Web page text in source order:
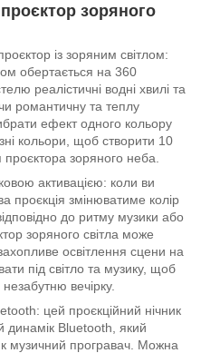
зоряного
із зоряним світлом:
обертається на 360
реалістичні водні хвилі та
романтичну та теплу
ефект одного кольору
кольори, щоб створити 10
проєктора зоряного неба.
активацією: коли ви
проєкція змінюватиме колір
до ритму музики або
зоряного світла може
освітлення сцени на
під світло та музику, щоб
вечірку.
цей проєкційний нічник
динамік Bluetooth, який
музичний програвач. Можна